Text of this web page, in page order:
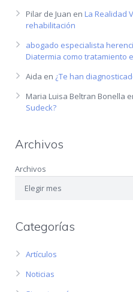
Pilar de Juan en La Realidad
rehabilitación
abogado especialista
Diatermia como tratamiento
Aida en ¿Te han
Maria Luisa Beltran Bonella
Sudeck?
Archivos
Archivos
Categorías
Artículos
Noticias